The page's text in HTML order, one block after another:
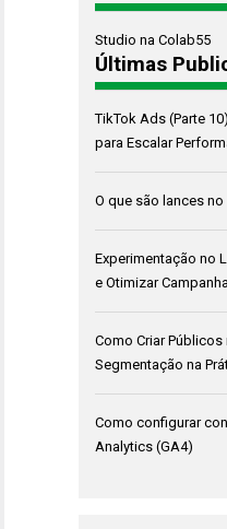
Studio na Colab55
Últimas
TikTok Ads (Parte
para Escalar
O que são lances no
Experimentação no
e Otimizar
Como Criar
Segmentação na
Como configurar
Analytics (GA4)